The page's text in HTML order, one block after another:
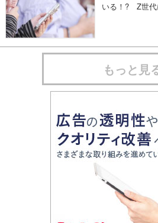
いる！? Z世代
もっと見